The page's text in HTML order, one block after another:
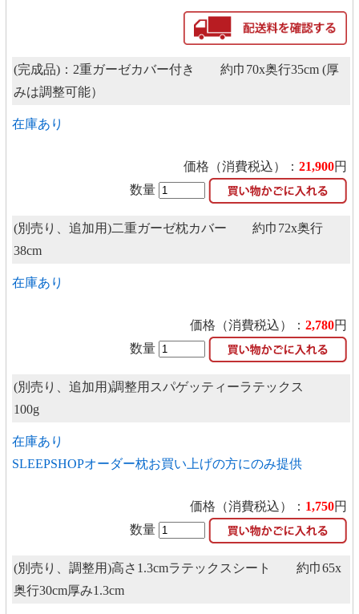
(完成品)：2重ガーゼカバー付き 約巾70x奥行35cm (厚
みは調整可能）
在庫あり
価格（消費税込）： 21,900円
数量
(別売り、追加用)二重ガーゼ枕カバー 約巾72x奥行
38cm
在庫あり
価格（消費税込）： 2,780円
数量
(別売り、追加用)調整用スパゲッティーラテックス
100g
在庫あり
SLEEPSHOPオーダー枕お買い上げの方にのみ提供
価格（消費税込）： 1,750円
数量
(別売り、調整用)高さ1.3cmラテックスシート 約巾65x
奥行30cm厚み1.3cm